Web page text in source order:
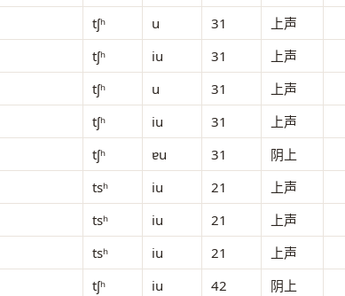
tʃʰ u 31
上声
tʃʰ iu 31
上声
tʃʰ u 31
上声
tʃʰ iu 31
上声
tʃʰ ɐu 31
阴上
tsʰ iu 21
上声
tsʰ iu 21
上声
tsʰ iu 21
上声
tʃʰ iu 42 阴上